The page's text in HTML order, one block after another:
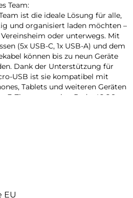
Team:
ist die ideale Lösung für alle,
und organisiert laden möchten –
oder unterwegs. Mit
(5x USB-C, 1x USB-A) und dem
können bis zu neun Geräte
Dank der Unterstützung für
USB ist sie kompatibel mit
Tablets und weiteren Geräten
E-Zigaretten wie z.B. der IQOS –
für mehrere Geräte, die für alle
inklusive:
komplett mit fünf hochwertigen
Multiladekabel geliefert.
Anschlüsse für USB-C, Micro-
das gleichzeitige Laden
Geräten. Die kurzen Kabel (25
EU